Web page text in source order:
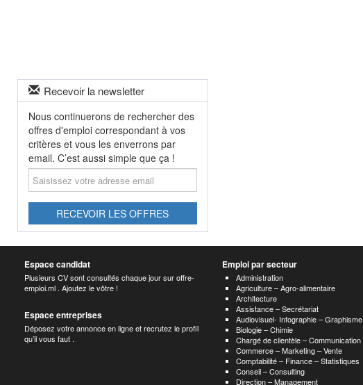
Recevoir la newsletter
Nous continuerons de rechercher des
offres d'emploi correspondant à vos
critères et vous les enverrons par
email. C’est aussi simple que ça !
Saisissez
votre
adresse
RECEVOIR LES OFFRES
Espace candidat
Plusieurs CV sont consultés chaque jour sur offre-
emploi.ml . Ajoutez le vôtre !
Espace entreprises
Déposez votre annonce en ligne et recrutez le profil
qu’il vous faut .
Emploi par secteur
Administration
Agriculture – Agro-alimentaire
Architecture
Assistance – Secrétariat
Audiovisuel- Infographie – Graphisme
Biologie – Chimie
Chargé de clientèle – Communication
Commerce – Marketing – Vente
Comptabilité – Finance – Statistiques
Conseil – Consulting
Direction – Management